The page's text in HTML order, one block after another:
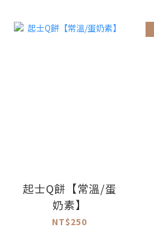
起士Q餅【常溫/蛋
奶素】
NT$250